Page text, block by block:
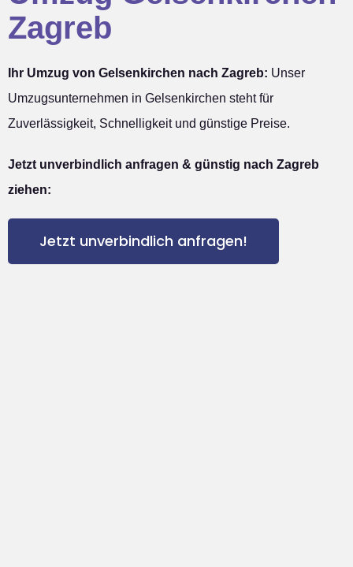
Zagreb
Ihr Umzug von Gelsenkirchen nach Zagreb: Unser
Umzugsunternehmen in Gelsenkirchen steht für
Zuverlässigkeit, Schnelligkeit und günstige Preise.
Jetzt unverbindlich anfragen & günstig nach Zagreb
ziehen:
Jetzt unverbindlich anfragen!